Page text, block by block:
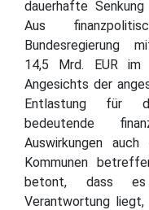
dauerhafte
Aus
Bundesregierung
14,5 Mrd. EUR
Angesichts der
Entlastung für
bedeutende
Auswirkungen
Kommunen
betont, dass es
Verantwortung